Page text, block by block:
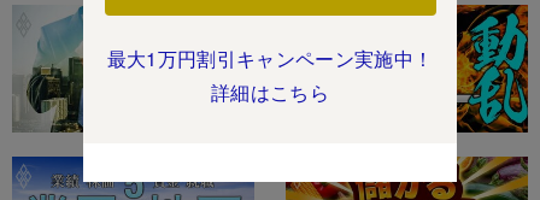
最大1万円割引キャンペーン実施中！
詳細はこちら